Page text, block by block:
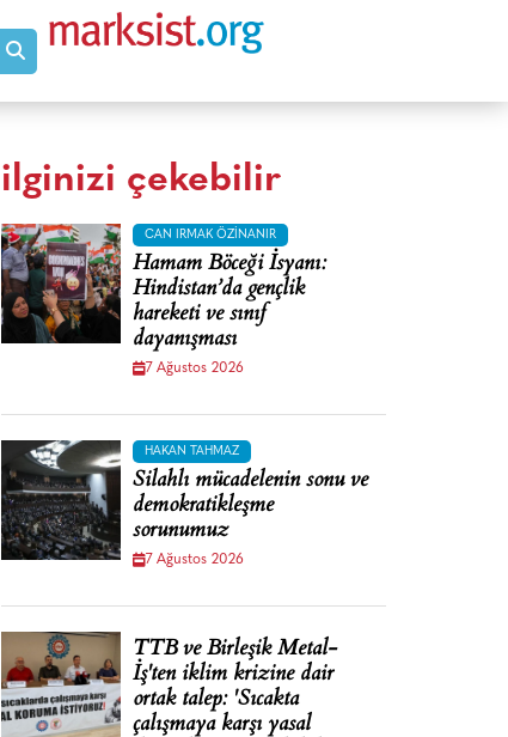
ilginizi çekebilir
CAN IRMAK ÖZINANIR
Hamam Böceği İsyanı:
Hindistan’da gençlik
hareketi ve sınıf
dayanışması
7 Ağustos 2026
HAKAN TAHMAZ
Silahlı mücadelenin sonu ve
demokratikleşme
sorunumuz
7 Ağustos 2026
TTB ve Birleşik Metal-
İş'ten iklim krizine dair
ortak talep: 'Sıcakta
çalışmaya karşı yasal